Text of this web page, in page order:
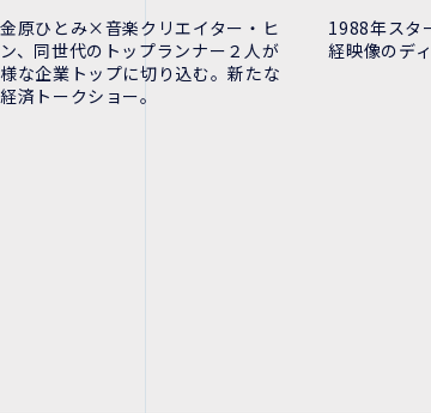
原ひとみ×音楽クリエイター・ヒ
、同世代のトップランナー２人が
な企業トップに切り込む。新たな
済トークショー。
1988年スタ
経映像のデ